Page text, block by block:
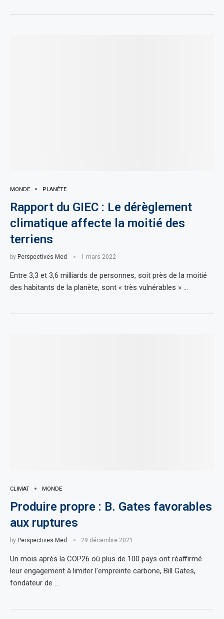
MONDE PLANÈTE
Rapport du GIEC : Le dérèglement
climatique affecte la moitié des
terriens
by Perspectives Med 1 mars 2022
Entre 3,3 et 3,6 milliards de personnes, soit près de la moitié
des habitants de la planète, sont « très vulnérables » …
CLIMAT MONDE
Produire propre : B. Gates favorables
aux ruptures
by Perspectives Med 29 décembre 2021
Un mois après la COP26 où plus de 100 pays ont réaffirmé
leur engagement à limiter l’empreinte carbone, Bill Gates,
fondateur de …